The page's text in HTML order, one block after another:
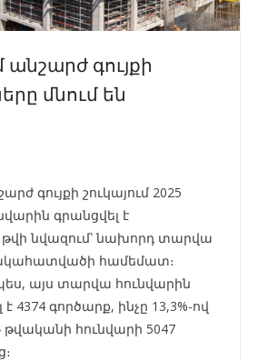
գույքի
մնում են
գույքի շուկայում 2025
գրանցվել է
նվազում՝ նախորդ տարվա
համեմատ։
այս տարվա հունվարին
4374 գործարք, ինչը 13,3%-ով
հունվարի 5047